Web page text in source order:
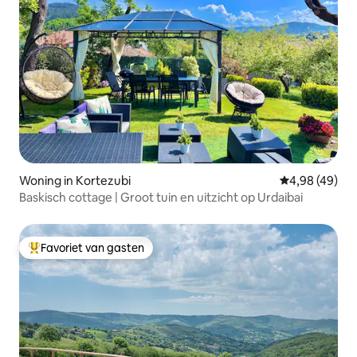
Woning in Kortezubi Gemiddelde
4,98 (49)
Baskisch cottage | Groot tuin en uitzicht op Urdaibai
Topfavoriet van gasten
Favoriet van gasten